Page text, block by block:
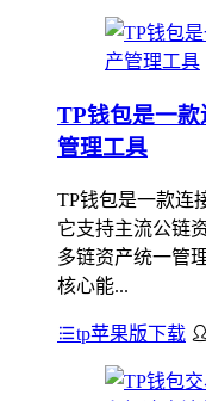
TP钱包是一款
管理工具
TP钱包是一款连
它支持主流公链
多链资产统一管
核心能...
tp苹果版下载